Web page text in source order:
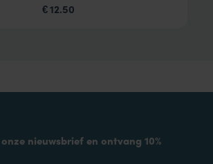
€ 12.50
nieuwsbrief en ontvang 10%